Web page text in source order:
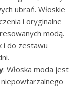
ubrań. Włoskie
i oryginalne
modą.
i do zestawu
: Włoska moda jest
niepowtarzalnego